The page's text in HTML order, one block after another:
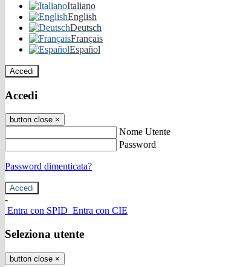
Italiano
English
Deutsch
Français
Español
Accedi
Accedi
button close ×
Nome Utente
Password
Password dimenticata?
-
Entra con SPID Entra con CIE
Seleziona utente
button close ×